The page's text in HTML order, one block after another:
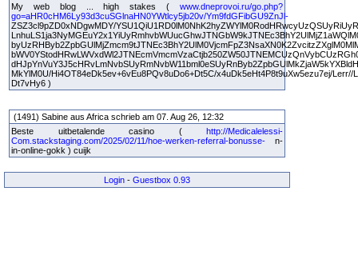
My web blog ... high stakes ( www.dneprovoi.ru/go.php?
go=aHR0cHM6Ly93d3cuSGlnaHN0YWtlcy5jb20v/Ym9fdGFibGU9ZnJl-
ZSZ3cl9pZD0xNDgwMDY/
MkYlM0U/Hi4OT84eDk5ev+6vEu8PQv8uDo6+Dt5C/x4uDk5eHt4P8t9uXw5ezu7ej/Lerr//
Dt7vHy6 )
(1491) Sabine aus Africa schrieb am 07. Aug 26, 12:32
Beste uitbetalende casino ( http://Medicalelessi-
Com.stackstaging.com/2025/02/11/hoe-werken-referral-bonusse- n-
in-online-gokk ) cuijk
Login - Guestbox 0.93